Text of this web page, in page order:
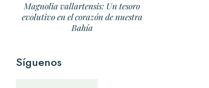
Magnolia vallartensis: Un tesoro
evolutivo en el corazón de nuestra
Bahía
Síguenos